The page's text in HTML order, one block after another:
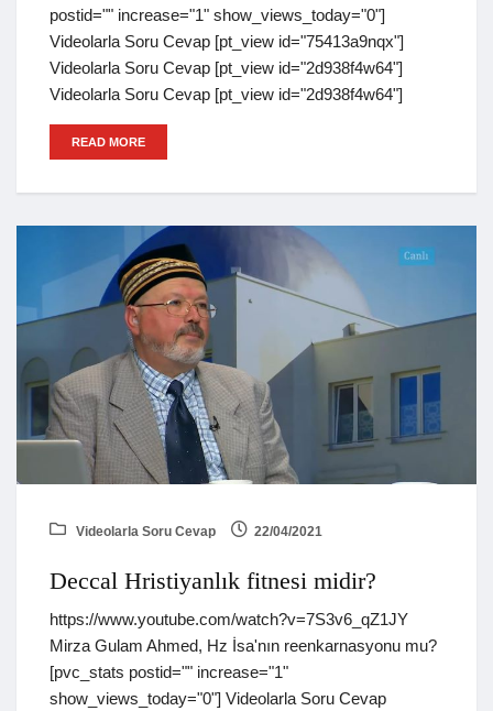
postid="" increase="1" show_views_today="0"]
Videolarla Soru Cevap [pt_view id="75413a9nqx"]
Videolarla Soru Cevap [pt_view id="2d938f4w64"]
Videolarla Soru Cevap [pt_view id="2d938f4w64"]
READ MORE
Videolarla Soru Cevap 22/04/2021
Deccal Hristiyanlık fitnesi midir?
https://www.youtube.com/watch?v=7S3v6_qZ1JY
Mirza Gulam Ahmed, Hz İsa'nın reenkarnasyonu mu?
[pvc_stats postid="" increase="1"
show_views_today="0"] Videolarla Soru Cevap